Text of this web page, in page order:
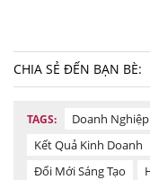
CHIA SẺ ĐẾN BẠN BÈ:
TAGS: Doanh Nghiệp
Kết Quả Kinh Doanh
Đổi Mới Sáng Tạo